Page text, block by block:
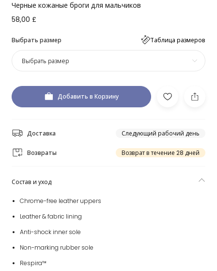
Черные кожаные броги для мальчиков
58,00 £
Выбрать размер Таблица размеров
Выбрать размер
Добавить в Корзину
Доставка Следующий рабочий день
Возвраты Возврат в течение 28 дней
Состав и уход
Chrome-free leather uppers
Leather & fabric lining
Anti-shock inner sole
Non-marking rubber sole
Respira™